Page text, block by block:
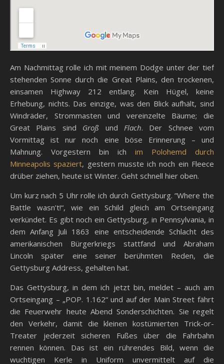
Am Nachmittag rolle ich mit meinem Dodge unter der tief
stehenden Sonne durch die Great Plains, den trockenen,
einsamen Highway 212 entlang. Kein Hügel, keine
Erhebung, nichts. Das einzige, was den Blick aufhält, sind
Windräder, Strommasten und vereinzelte Bäume; die
Great Plains sind Groß und Flach. Der Schnee vom
Vormittag ist nur noch eine böse Erinnerung – und
Mahnung. Vorgestern bin ich im Polohemd durch
Minneapolis spaziert, gestern musste ich noch ein Fleece
drüber ziehen, heute ist Winter. Geht schnell hier oben.
Um kurz nach 5 Uhr rolle ich durch Gettysburg. ”Where the
Battle wasn’t!“, wie ein Schild gleich am Ortseingang
verkündet. Es gibt noch ein Gettysburg, in Pennsylvania, in
dem Anfang Juli 1863 eine entscheidende Schlacht des
amerikanischen Bürgerkriegs stattfand und Abraham
Lincoln später eine seiner berühmten Reden, die
Gettysburg Address, gehalten hat.
Das Gettysburg, in dem ich jetzt bin, meldet – auch am
Ortseingang – „POP. 1.162“ und auf der Main Street fährt
die Feuerwehr heute Abend Sonderschichten. Sie regelt
den Verkehr, damit die kleinen kostümierten Trick-or-
Treater jederzeit sicheren Fußes über die Fahrbahn
rennen können. Das ist ein rührendes Bild, wenn die
wuchtigen Kerle in Uniform unvermittelt auf die